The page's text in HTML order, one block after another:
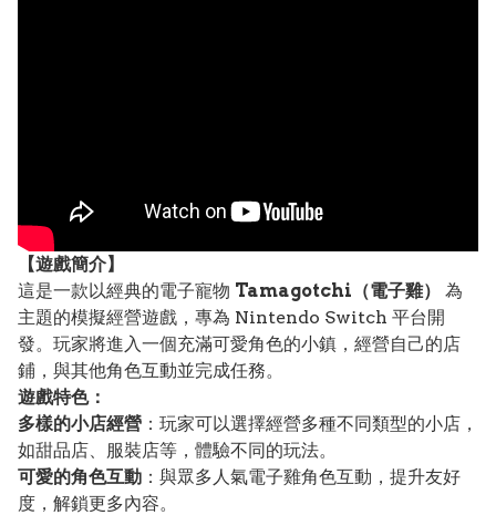
【遊戲簡介】
這是一款以經典的電子寵物 Tamagotchi（電子雞）
為
主題的模擬經營遊戲，專為 Nintendo Switch 平台開
發。玩家將進入一個充滿可愛角色的小鎮，經營自己的店
鋪，與其他角色互動並完成任務。
遊戲特色：
多樣的小店經營 ：玩家可以選擇經營多種不同類型的小店，
如甜品店、服裝店等，體驗不同的玩法。
可愛的角色互動 ：與眾多人氣電子雞角色互動，提升友好
度，解鎖更多內容。